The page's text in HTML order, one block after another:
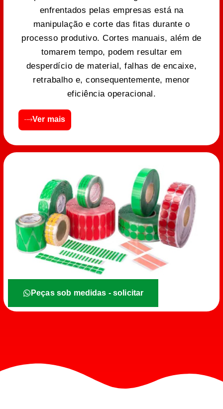
enfrentados pelas empresas está na
manipulação e corte das fitas durante o
processo produtivo. Cortes manuais, além de
tomarem tempo, podem resultar em
desperdício de material, falhas de encaixe,
retrabalho e, consequentemente, menor
eficiência operacional.
Ver mais
Peças sob medidas - solicitar